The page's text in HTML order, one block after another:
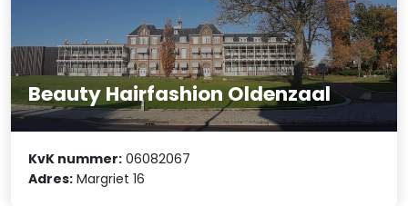
Beauty Hairfashion Oldenzaal
KvK nummer: 06082067
Adres: Margriet 16